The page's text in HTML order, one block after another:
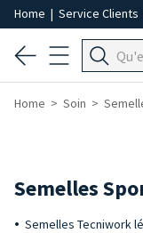
Home | Service Clients
Home Soin
Semelles
Semelles Tecniwork